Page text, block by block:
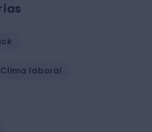
Clima laboral